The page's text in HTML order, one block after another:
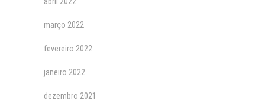
março 2022
fevereiro 2022
janeiro 2022
dezembro 2021